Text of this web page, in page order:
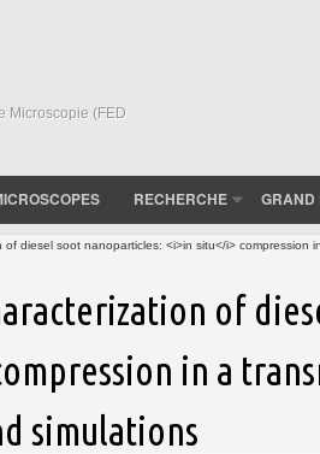
Microscopie (FED
RECHERCHE GRAND
of diesel soot nanoparticles: <i>in situ</i> compression
of
in a
simulations